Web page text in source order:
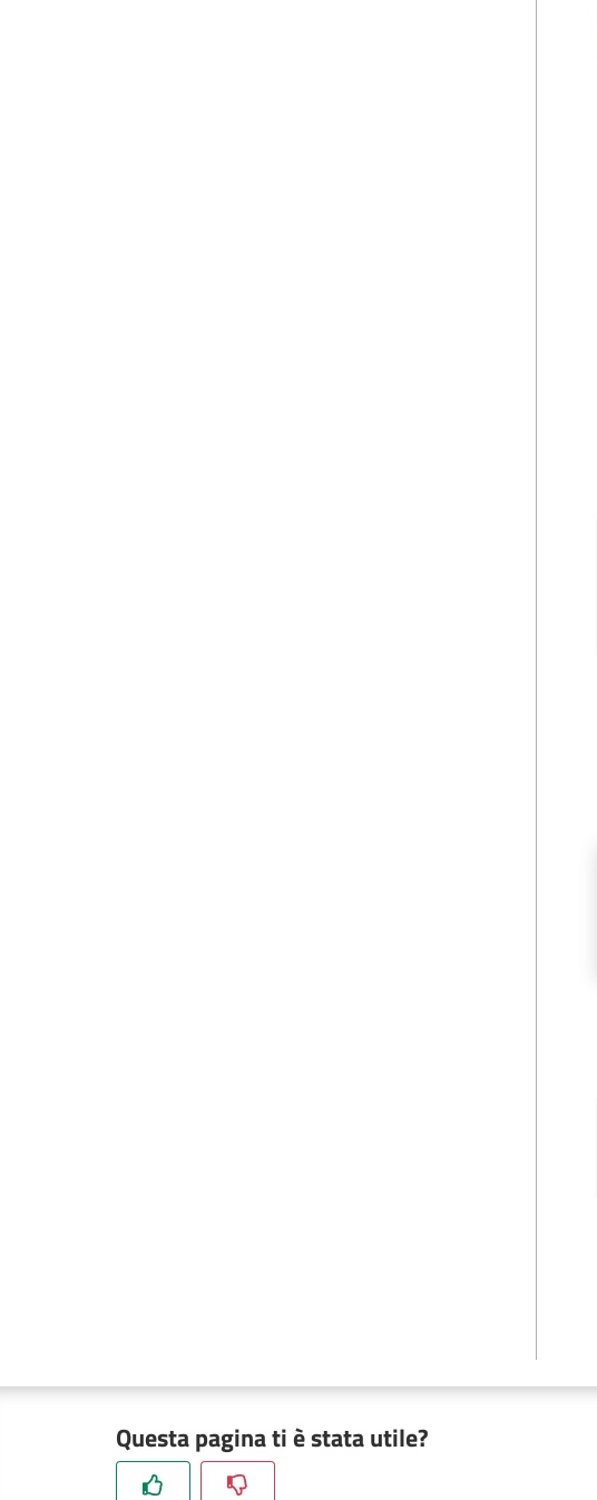
Questa pagina ti è stata utile?